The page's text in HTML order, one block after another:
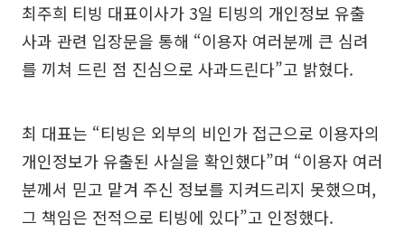
최주희 티빙 대표이사가 3일 티빙의 개인정보 유출
사과 관련 입장문을 통해 “이용자 여러분께 큰 심려
를 끼쳐 드린 점 진심으로 사과드린다”고 밝혔다.
최 대표는 “티빙은 외부의 비인가 접근으로 이용자의
개인정보가 유출된 사실을 확인했다”며 “이용자 여러
분께서 믿고 맡겨 주신 정보를 지켜드리지 못했으며,
그 책임은 전적으로 티빙에 있다”고 인정했다.